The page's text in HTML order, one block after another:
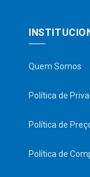
Quem Somos
Política de
Política de
Política de